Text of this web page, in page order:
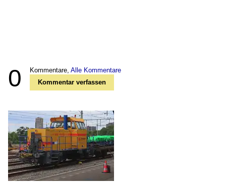
0 Kommentare, Alle Kommentare
Kommentar verfassen